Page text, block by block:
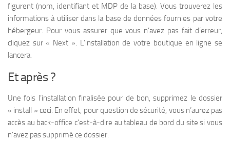
figurent (nom, identifiant et MDP de la base). Vous trouverez les
informations à utiliser dans la base de données fournies par votre
hébergeur. Pour vous assurer que vous n’avez pas fait d’erreur,
cliquez sur « Next ». L’installation de votre boutique en ligne se
lancera.
Et après ?
Une fois l’installation finalisée pour de bon, supprimez le dossier
« install » ceci. En effet, pour question de sécurité, vous n’aurez pas
accès au back-office c’est-à-dire au tableau de bord du site si vous
n’avez pas supprimé ce dossier.